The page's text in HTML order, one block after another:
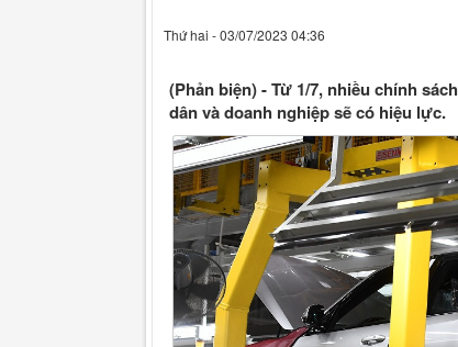
Thứ hai - 03/07/2023 04:36
(Phản biện) - Từ 1/7, nhiều chính
dân và doanh nghiệp sẽ có hiệu lực.